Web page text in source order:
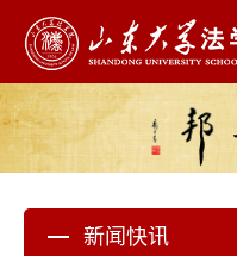
新闻快讯